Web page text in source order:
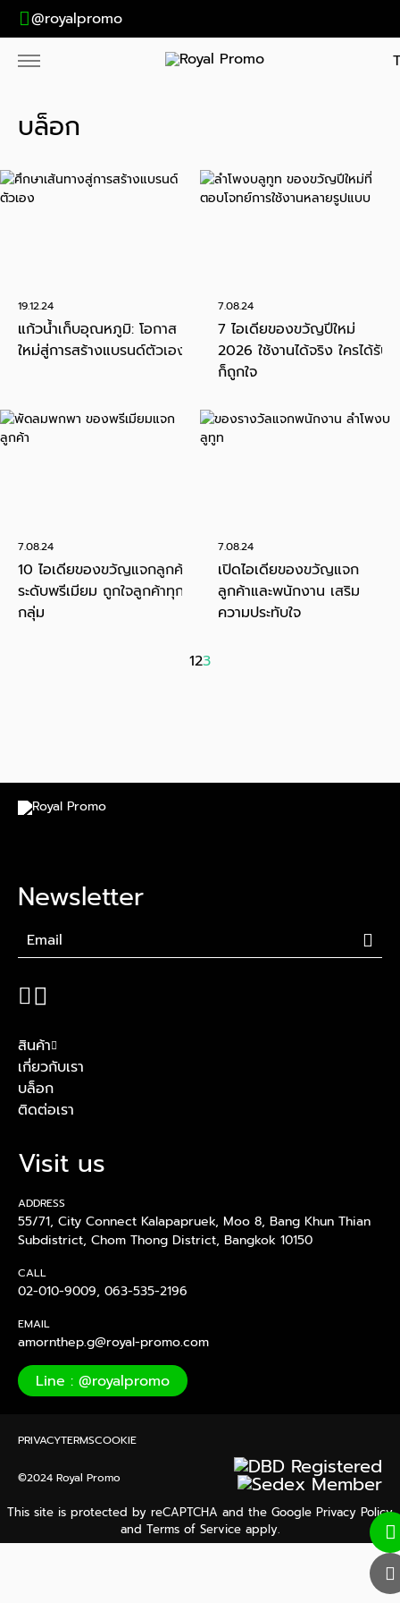
@royalpromo
บล็อก
19.12.24
แก้วน้ำเก็บอุณหภูมิ: โอกาส
ใหม่สู่การสร้างแบรนด์ตัวเอง
7.08.24
7 ไอเดียของขวัญปีใหม่
2026 ใช้งานได้จริง ใครได้รับ
ก็ถูกใจ
7.08.24
10 ไอเดียของขวัญแจกลูกค้า
ระดับพรีเมียม ถูกใจลูกค้าทุก
กลุ่ม
7.08.24
เปิดไอเดียของขวัญแจก
ลูกค้าและพนักงาน เสริม
ความประทับใจ
123
Newsletter
สินค้า
เกี่ยวกับเรา
บล็อก
ติดต่อเรา
Visit us
ADDRESS
55/71, City Connect Kalapapruek, Moo 8, Bang Khun Thian
Subdistrict, Chom Thong District, Bangkok 10150
CALL
02-010-9009, 063-535-2196
EMAIL
amornthep.g@royal-promo.com
Line : @royalpromo
PRIVACYTERMSCOOKIE
©2024 Royal Promo
This site is protected by reCAPTCHA and the Google Privacy Policy
and Terms of Service apply.